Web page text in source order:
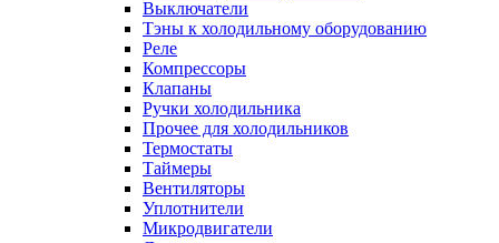
Выключатели
Тэны к холодильному оборудованию
Реле
Компрессоры
Клапаны
Ручки холодильника
Прочее для холодильников
Термостаты
Таймеры
Вентиляторы
Уплотнители
Микродвигатели